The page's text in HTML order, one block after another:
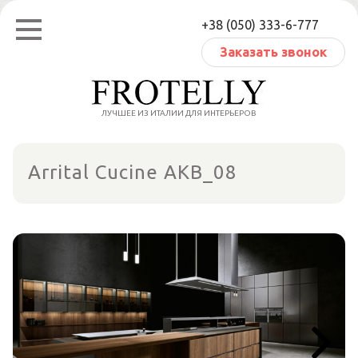
Перейти
содержанию
+38 (050) 333-6-777
Заказать звонок
ЛУЧШЕЕ ИЗ ИТАЛИИ ДЛЯ ИНТЕРЬЕРОВ
Arrital Cucine AKB_08